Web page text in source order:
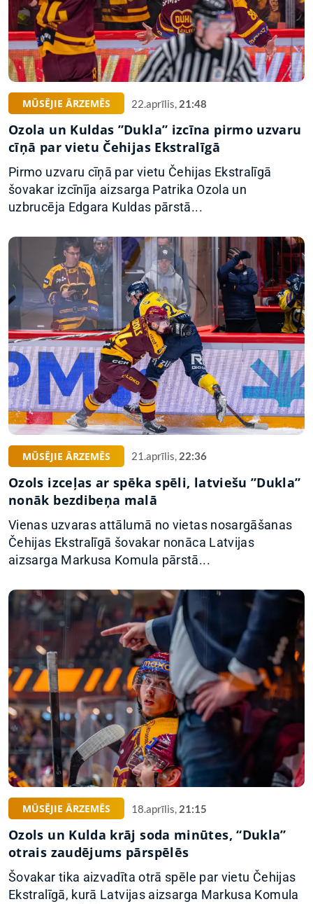
MŪSĒJIE ĀRZEMĒS 22.aprīlis, 21:48
Ozola un Kuldas ”Dukla” izcīna pirmo uzvaru
cīņā par vietu Čehijas Ekstralīgā
Pirmo uzvaru cīņā par vietu Čehijas Ekstralīgā
šovakar izcīnīja aizsarga Patrika Ozola un
uzbrucēja Edgara Kuldas pārstā...
MŪSĒJIE ĀRZEMĒS 21.aprīlis, 22:36
Ozols izceļas ar spēka spēli, latviešu ”Dukla”
nonāk bezdibeņa malā
Vienas uzvaras attālumā no vietas nosargāšanas
Čehijas Ekstralīgā šovakar nonāca Latvijas
aizsarga Markusa Komula pārstā...
MŪSĒJIE ĀRZEMĒS 18.aprīlis, 21:15
Ozols un Kulda krāj soda minūtes, “Dukla”
otrais zaudējums pārspēlēs
Šovakar tika aizvadīta otrā spēle par vietu Čehijas
Ekstralīgā, kurā Latvijas aizsarga Markusa Komula